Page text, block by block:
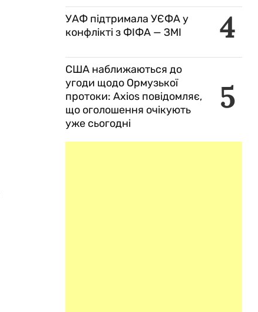
4
УАФ підтримала УЄФА у
конфлікті з ФІФА — ЗМІ
5
США наближаються до
угоди щодо Ормузької
протоки: Axios повідомляє,
що оголошення очікують
уже сьогодні